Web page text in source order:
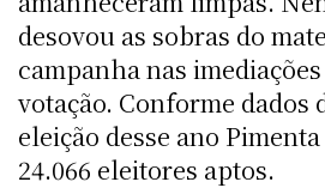
desovou as sobras do
campanha nas
votação. Conforme dados
eleição desse ano
24.066 eleitores aptos.